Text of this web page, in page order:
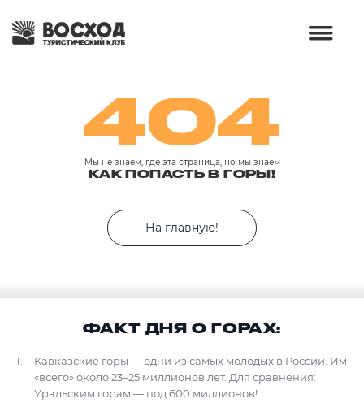
404
Мы не знаем, где эта страница, но мы знаем
КАК ПОПАСТЬ В ГОРЫ!
На главную!
ФАКТ ДНЯ О ГОРАХ:
Кавказские горы — одни из самых молодых в России. Им
«всего» около 23–25 миллионов лет. Для сравнения:
Уральским горам — под 600 миллионов!